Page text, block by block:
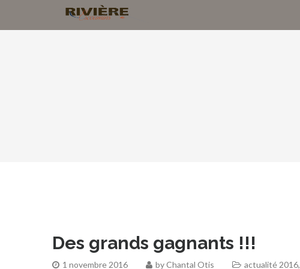
Des grands gagnants !!!
1 novembre 2016 byChantal Otis actualité 2016,